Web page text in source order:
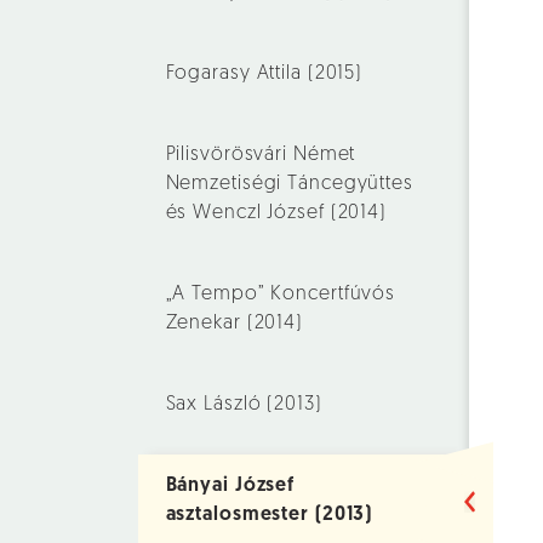
Fogarasy Attila (2015)
Pilisvörösvári Német
Nemzetiségi Táncegyüttes
és Wenczl József (2014)
„A Tempo” Koncertfúvós
Zenekar (2014)
Sax László (2013)
Bányai József
asztalosmester (2013)